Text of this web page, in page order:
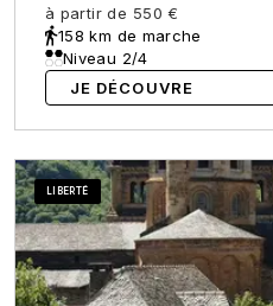
à partir de 550 €
158 km de marche
Niveau 2/4
JE DÉCOUVRE
LIBERTÉ